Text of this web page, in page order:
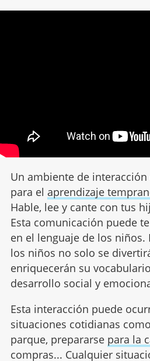
Un ambiente de
para el aprendizaje
Hable, lee y cante con tus
Esta comunicación puede
en el lenguaje de los niños.
los niños no solo se
enriquecerán su
desarrollo social y
Esta interacción puede
situaciones cotidianas
parque, prepararse para la
compras... Cualquier